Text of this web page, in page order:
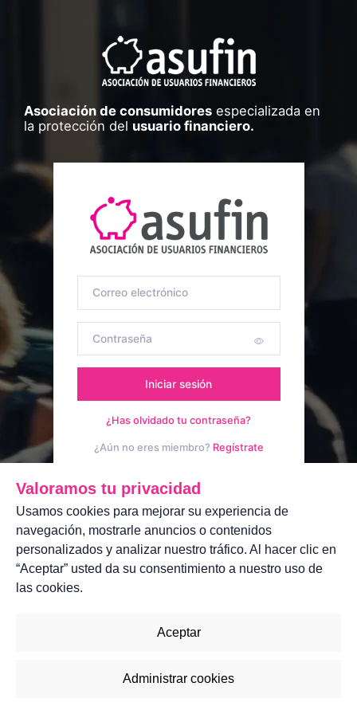
Asociación de consumidores especializada en
la protección del usuario financiero.
Iniciar sesión
¿Has olvidado tu contraseña?
¿Aún no eres miembro? Regístrate
Valoramos tu privacidad
Usamos cookies para mejorar su experiencia de
navegación, mostrarle anuncios o contenidos
personalizados y analizar nuestro tráfico. Al hacer clic en
“Aceptar” usted da su consentimiento a nuestro uso de
las cookies.
Aceptar
Administrar cookies